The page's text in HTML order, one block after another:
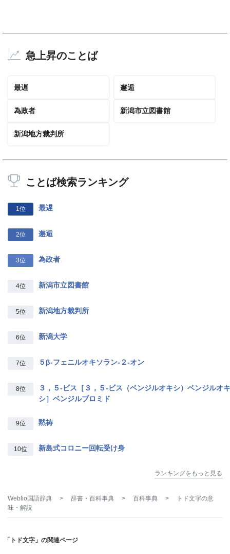
急上昇のことば
最遅 邂逅
為政者 新潟市立図書館
新潟地方裁判所
ことば検索ランキング
1位 最遅
2位 邂逅
3位 為政者
4位 新潟市立図書館
5位 新潟地方裁判所
6位 新潟大学
7位 ５β‐フェニルオキソラン‐２‐オン
8位
３，５‐ビス［３，５‐ビス（ベンジルオキシ）ベンジルオキ
シ］ベンジルブロミド
9位 黙祷
10位 新島式コロニー回転受け身
ランキングをもっと見る
Weblio国語辞典 > 辞書・百科事典 > 百科事典 > トド文字の意
味・解説
「トド文字」の関連ページ